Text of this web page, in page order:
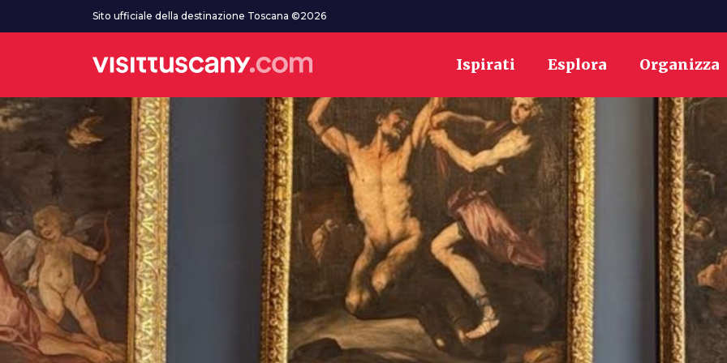
Vai al contenuto principaleSito ufficiale della destinazione Toscana ©2026
Ispirati Esplora Organizza